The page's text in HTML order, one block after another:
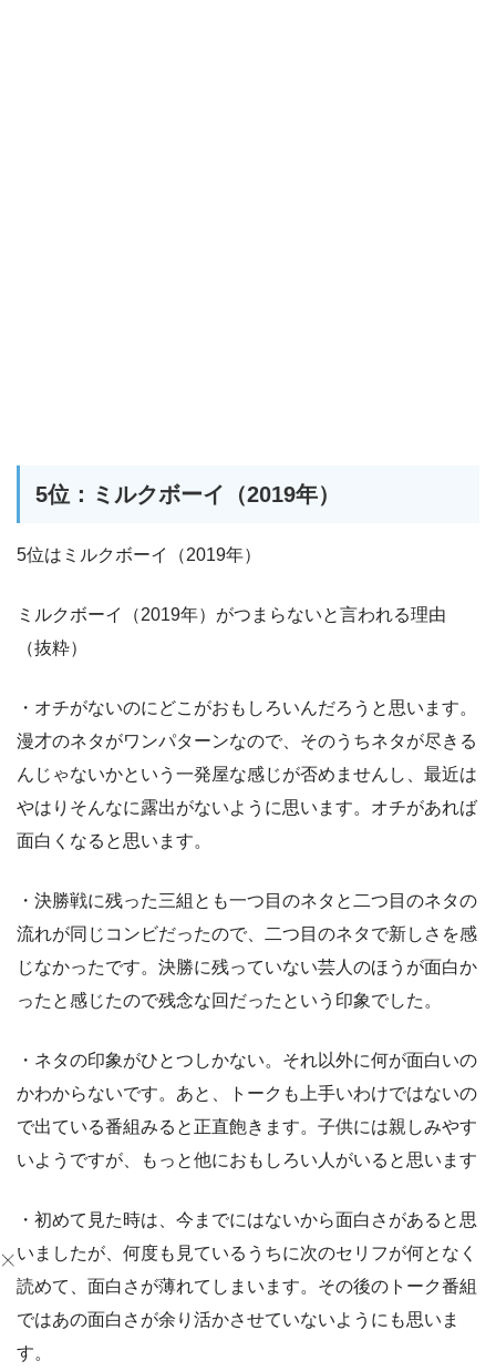
5位：ミルクボーイ（2019年）
5位はミルクボーイ（2019年）
ミルクボーイ（2019年）がつまらないと言われる理由
（抜粋）
・オチがないのにどこがおもしろいんだろうと思います。
漫才のネタがワンパターンなので、そのうちネタが尽きる
んじゃないかという一発屋な感じが否めませんし、最近は
やはりそんなに露出がないように思います。オチがあれば
面白くなると思います。
・決勝戦に残った三組とも一つ目のネタと二つ目のネタの
流れが同じコンビだったので、二つ目のネタで新しさを感
じなかったです。決勝に残っていない芸人のほうが面白か
ったと感じたので残念な回だったという印象でした。
・ネタの印象がひとつしかない。それ以外に何が面白いの
かわからないです。あと、トークも上手いわけではないの
で出ている番組みると正直飽きます。子供には親しみやす
いようですが、もっと他におもしろい人がいると思います
・初めて見た時は、今までにはないから面白さがあると思
いましたが、何度も見ているうちに次のセリフが何となく
読めて、面白さが薄れてしまいます。その後のトーク番組
ではあの面白さが余り活かさせていないようにも思いま
す。